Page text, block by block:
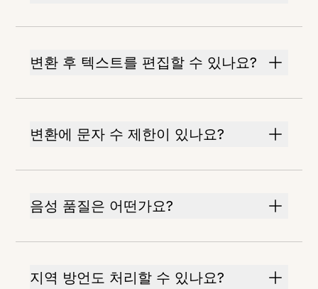
변환 후 텍스트를 편집할 수 있나요?
변환에 문자 수 제한이 있나요?
음성 품질은 어떤가요?
지역 방언도 처리할 수 있나요?